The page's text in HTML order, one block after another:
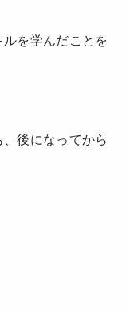
を学んだことを
後になってから